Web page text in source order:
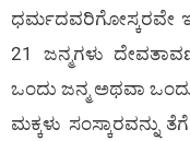
ಧರ್ಮದವರಿಗೋಸ್ಕರವೇ
21 ಜನ್ಮಗಳು
ಒಂದು ಜನ್ಮ ಅಥವಾ
ಮಕ್ಕಳು ಸಂಸ್ಕಾರವನ್ನು